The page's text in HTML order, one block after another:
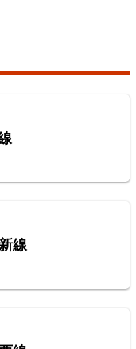
き）
配線略図
線